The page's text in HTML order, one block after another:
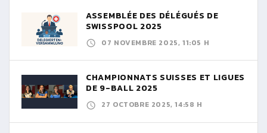
ASSEMBLÉE DES DÉLÉGUÉS DE
SWISSPOOL 2025
07 NOVEMBRE 2025, 11:05 H
CHAMPIONNATS SUISSES ET LIGUES
DE 9-BALL 2025
27 OCTOBRE 2025, 14:58 H